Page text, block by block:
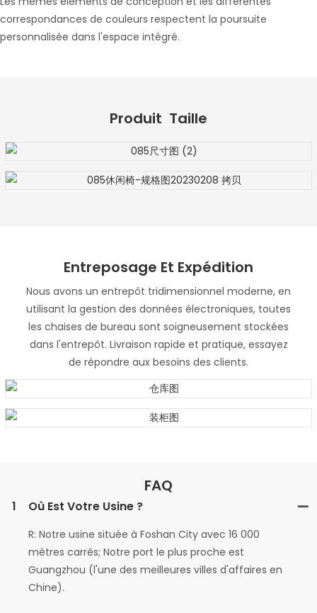
correspondances de couleurs respectent la poursuite
personnalisée dans l'espace intégré.
Produit Taille
Entreposage Et Expédition
Nous avons un entrepôt tridimensionnel moderne, en
utilisant la gestion des données électroniques, toutes
les chaises de bureau sont soigneusement stockées
dans l'entrepôt. Livraison rapide et pratique, essayez
de répondre aux besoins des clients.
FAQ
1 Où Est Votre Usine ?
R: Notre usine située à Foshan City avec 16 000
mètres carrés; Notre port le plus proche est
Guangzhou (l'une des meilleures villes d'affaires en
Chine).